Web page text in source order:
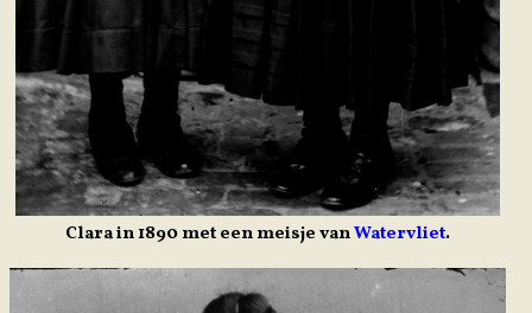
Clara in 1890 met een meisje vanWatervliet.